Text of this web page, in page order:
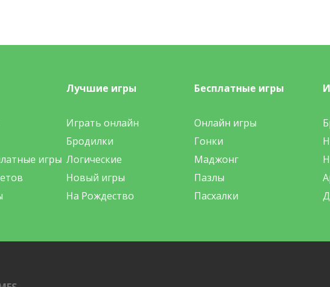
игры
Лучшие игры
Играть онлайн
Бродилки
Логические
Новый игры
На Рождество
Бесплатные игры
Онлайн игры
Гонки
Маджонг
Пазлы
Пасхалки